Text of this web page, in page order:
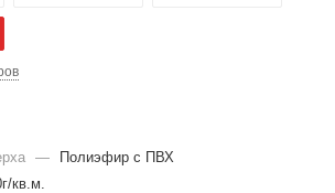
—
Полиэфир с ПВХ
кв.м.